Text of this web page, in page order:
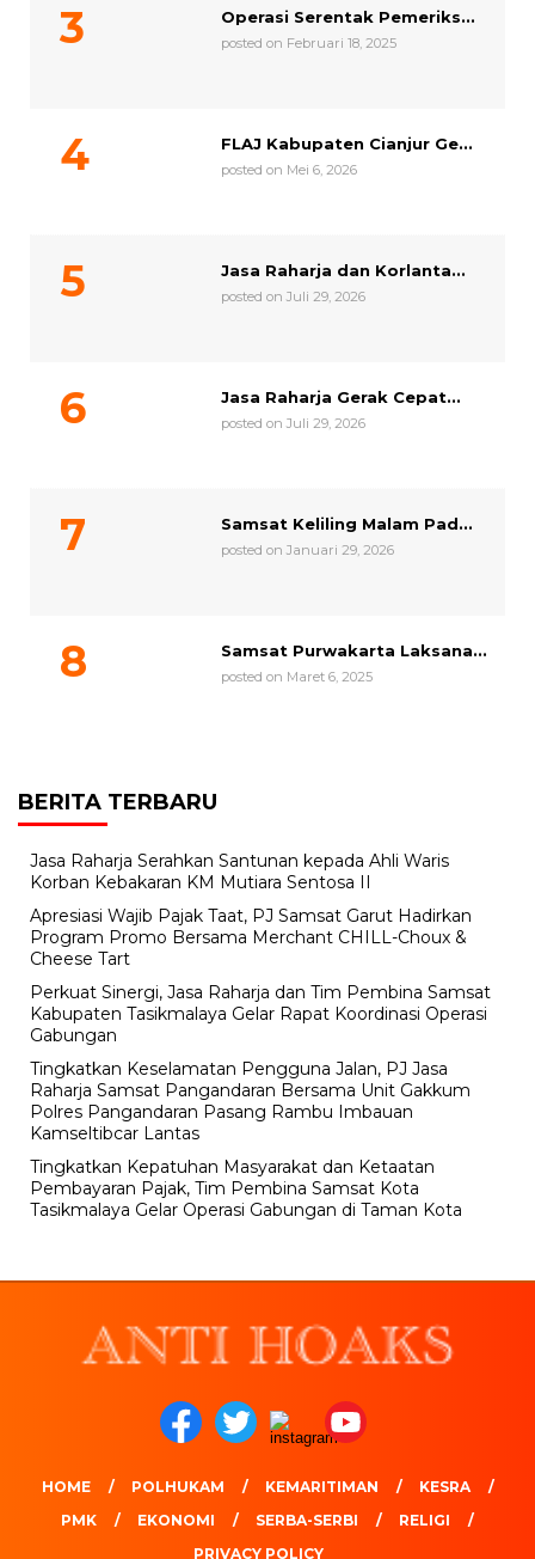
Operasi Serentak Pemeriks...
posted on Februari 18, 2025
FLAJ Kabupaten Cianjur Ge...
posted on Mei 6, 2026
Jasa Raharja dan Korlanta...
posted on Juli 29, 2026
Jasa Raharja Gerak Cepat...
posted on Juli 29, 2026
Samsat Keliling Malam Pad...
posted on Januari 29, 2026
Samsat Purwakarta Laksana...
posted on Maret 6, 2025
BERITA TERBARU
Jasa Raharja Serahkan Santunan kepada Ahli Waris
Korban Kebakaran KM Mutiara Sentosa II
Apresiasi Wajib Pajak Taat, PJ Samsat Garut Hadirkan
Program Promo Bersama Merchant CHILL-Choux &
Cheese Tart
Perkuat Sinergi, Jasa Raharja dan Tim Pembina Samsat
Kabupaten Tasikmalaya Gelar Rapat Koordinasi Operasi
Gabungan
Tingkatkan Keselamatan Pengguna Jalan, PJ Jasa
Raharja Samsat Pangandaran Bersama Unit Gakkum
Polres Pangandaran Pasang Rambu Imbauan
Kamseltibcar Lantas
Tingkatkan Kepatuhan Masyarakat dan Ketaatan
Pembayaran Pajak, Tim Pembina Samsat Kota
Tasikmalaya Gelar Operasi Gabungan di Taman Kota
HOME POLHUKAM KEMARITIMAN
KESRA
PMK
EKONOMI SERBA-SERBI
RELIGI
PRIVACY POLICY